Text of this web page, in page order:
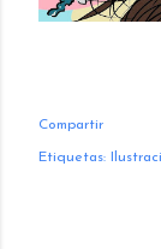
Compartir
Etiquetas: